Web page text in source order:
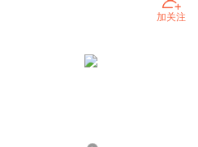
加关注